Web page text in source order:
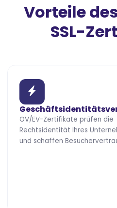
Vorteile
SSL-
OV/EV-Zertifikate prüfen die
Rechtsidentität Ihres
und schaffen